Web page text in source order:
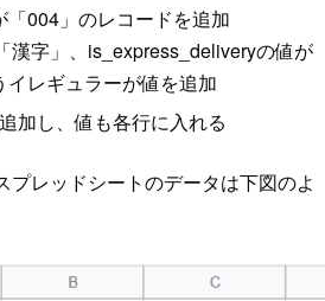
「004」のレコードを追加
漢字」、is_express_deliveryの値が
イレギュラーが値を追加
加し、値も各行に入れる
プレッドシートのデータは下図のよ